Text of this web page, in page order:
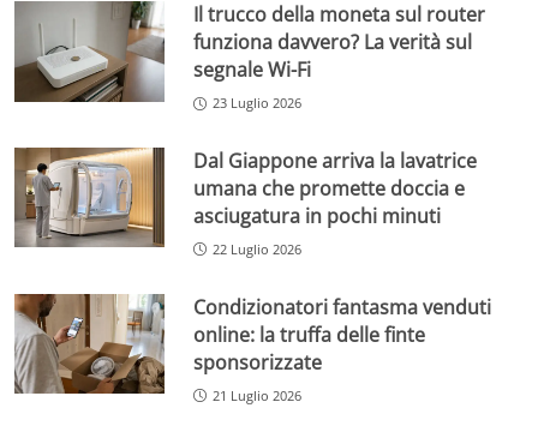
Il trucco della moneta sul router
funziona davvero? La verità sul
segnale Wi-Fi
23 Luglio 2026
Dal Giappone arriva la lavatrice
umana che promette doccia e
asciugatura in pochi minuti
22 Luglio 2026
Condizionatori fantasma venduti
online: la truffa delle finte
sponsorizzate
21 Luglio 2026